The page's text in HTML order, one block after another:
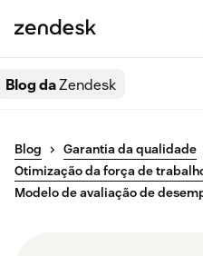
Blog daZendesk
Blog
Garantia da qualidade
Otimização da força de
Modelo de avaliação de